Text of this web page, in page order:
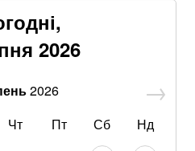
змінили результат НМТ:
підробку
помідори:
ракетно-дронового удару
2026
2026
Чт Пт Сб Нд